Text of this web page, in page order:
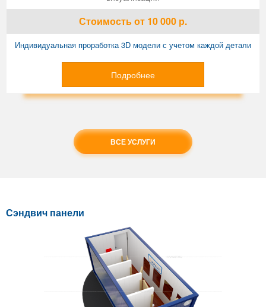
Стоимостьот 10 000 р.
Индивидуальная проработка 3D модели с учетом каждой детали
Подробнее
ВСЕ УСЛУГИ
Сэндвич панели